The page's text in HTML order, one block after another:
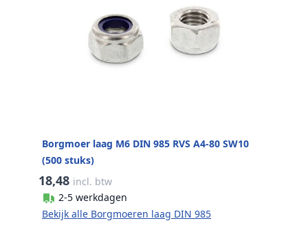
Borgmoer laag M6 DIN 985 RVS A4-80 SW10
(500 stuks)
18,48 incl. btw
2-5 werkdagen
Bekijk alle Borgmoeren laag DIN 985